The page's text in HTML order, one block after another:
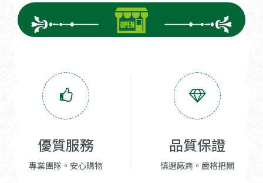
優質服務
專業團隊。安心購物
品質保證
慎選廠商。嚴格把關